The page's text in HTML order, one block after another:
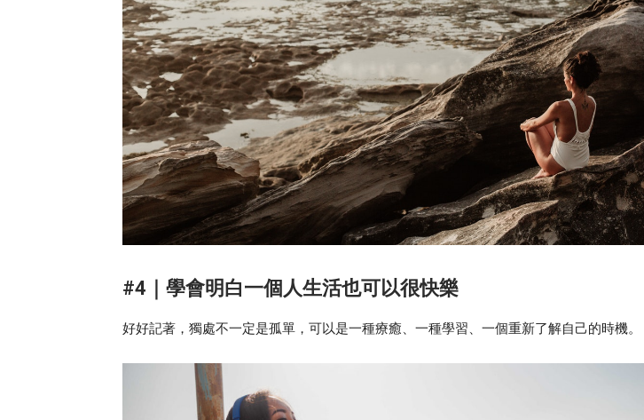
#4｜學會明白一個人生活也可以很快樂
好好記著，獨處不一定是孤單，可以是一種療癒、一種學習、一個重新了解自己的時機。